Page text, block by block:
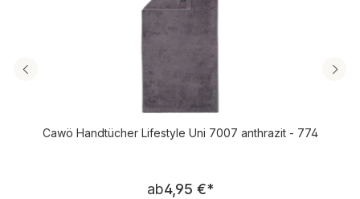
Cawö Handtücher Lifestyle Uni 7007 anthrazit - 774
Regulärer Preis:
ab4,95 €*